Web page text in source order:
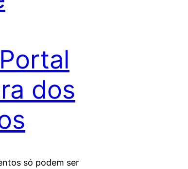
dos
só podem ser